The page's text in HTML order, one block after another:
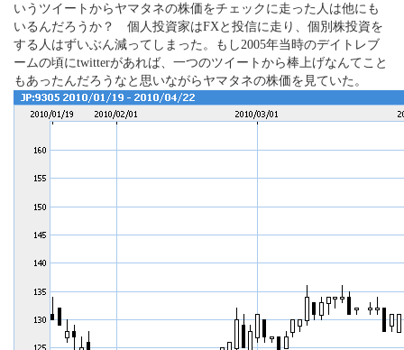
いうツイートからヤマタネの株価をチェックに走った人は他にも
いるんだろうか？ 個人投資家はFXと投信に走り、個別株投資を
する人はずいぶん減ってしまった。もし2005年当時のデイトレブ
ームの頃にtwitterがあれば、一つのツイートから棒上げなんてこと
もあったんだろうなと思いながらヤマタネの株価を見ていた。